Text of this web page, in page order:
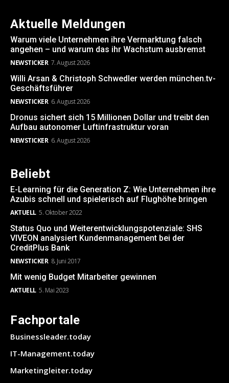
Aktuelle Meldungen
Warum viele Unternehmen ihre Vermarktung falsch
angehen – und warum das ihr Wachstum ausbremst
NEWSTICKER 7. August 2026
Willi Arsan & Christoph Schwedler werden münchen.tv-
Geschäftsführer
NEWSTICKER 6. August 2026
Dronus sichert sich 15 Millionen Dollar und treibt den
Aufbau autonomer Luftinfrastruktur voran
NEWSTICKER 6. August 2026
Beliebt
E-Learning für die Generation Z: Wie Unternehmen ihre
Azubis schnell und spielerisch auf Flughöhe bringen
AKTUELL 5. Oktober 2022
Status Quo und Weiterentwicklungspotenziale: SHS
VIVEON analysiert Kundenmanagement bei der
CreditPlus Bank
NEWSTICKER 8. Juni 2017
Mit wenig Budget Mitarbeiter gewinnen
AKTUELL 5. Mai 2023
Fachportale
Businessleader.today
IT-Management.today
Marketingleiter.today